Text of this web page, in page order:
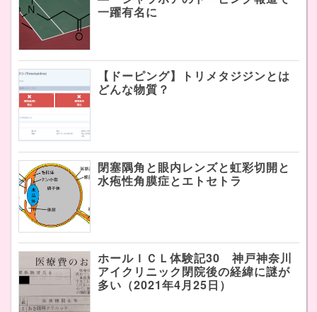
一躍有名に
【ドーピング】トリメタジジンとは
どんな物質？
閉塞隅角と眼内レンズと虹彩切開と
水疱性角膜症とエトセトラ
ホールＩＣＬ体験記30 神戸神奈川
アイクリニック閉院後の経緯に謎が
多い（2021年4月25日）